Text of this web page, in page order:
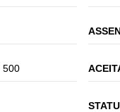
500